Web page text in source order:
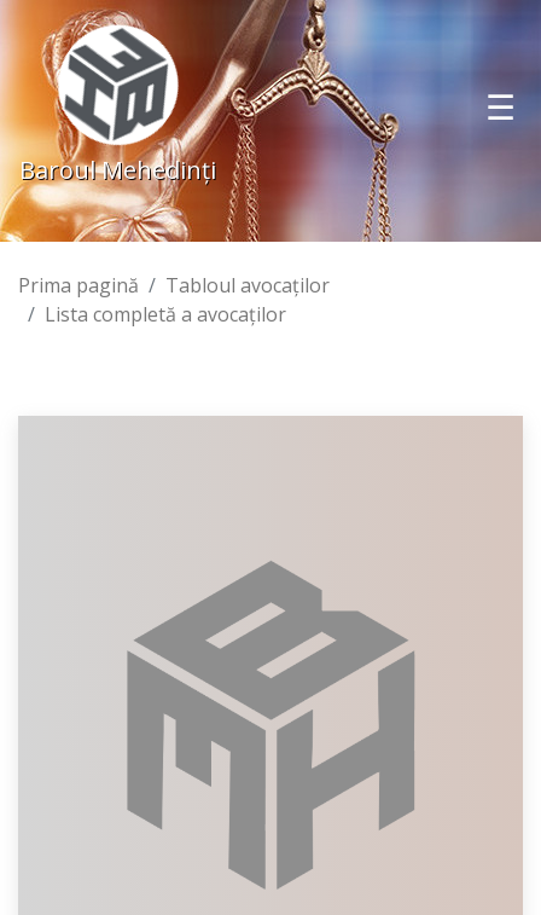
Baroul Mehedinţi
Prima pagină
Tabloul avocaţilor
Lista completă a avocaţilor